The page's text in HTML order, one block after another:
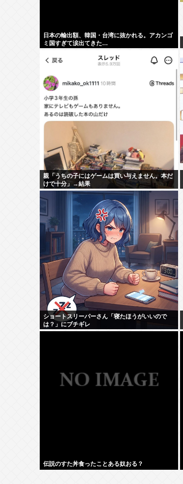
日本の輸出額、韓国・台湾に抜かれる。アカンゴ
ミ国すぎて涙出てきた…
親「うちの子にはゲームは買い与えません。本だ
けで十分」→結果
ショートスリーパーさん「寝たほうがいいので
は？」にブチギレ
伝説のすた丼食ったことある奴おる？